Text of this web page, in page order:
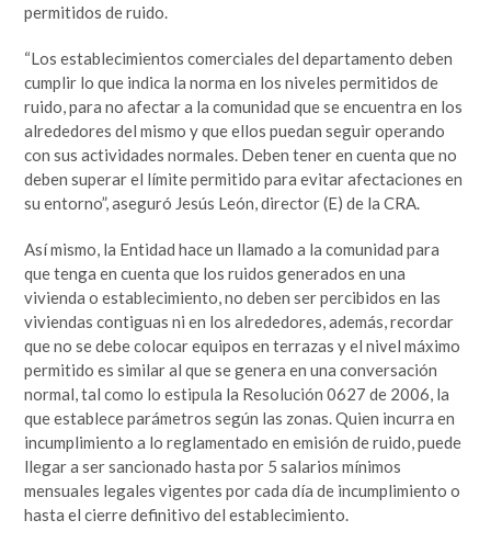
permitidos de ruido.
“Los establecimientos comerciales del departamento deben
cumplir lo que indica la norma en los niveles permitidos de
ruido, para no afectar a la comunidad que se encuentra en los
alrededores del mismo y que ellos puedan seguir operando
con sus actividades normales. Deben tener en cuenta que no
deben superar el límite permitido para evitar afectaciones en
su entorno”, aseguró Jesús León, director (E) de la CRA.
Así mismo, la Entidad hace un llamado a la comunidad para
que tenga en cuenta que los ruidos generados en una
vivienda o establecimiento, no deben ser percibidos en las
viviendas contiguas ni en los alrededores, además, recordar
que no se debe colocar equipos en terrazas y el nivel máximo
permitido es similar al que se genera en una conversación
normal, tal como lo estipula la Resolución 0627 de 2006, la
que establece parámetros según las zonas. Quien incurra en
incumplimiento a lo reglamentado en emisión de ruido, puede
llegar a ser sancionado hasta por 5 salarios mínimos
mensuales legales vigentes por cada día de incumplimiento o
hasta el cierre definitivo del establecimiento.